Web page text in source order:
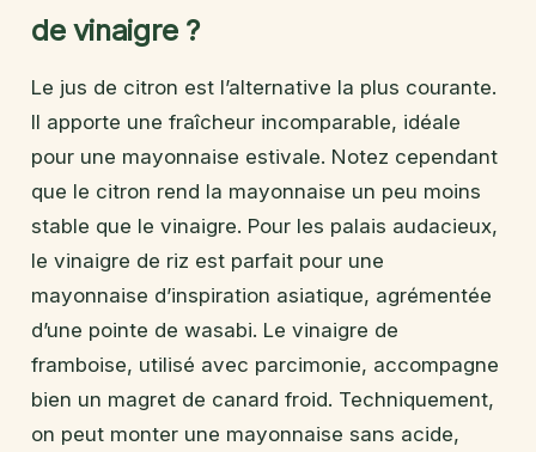
de vinaigre ?
Le jus de citron est l’alternative la plus courante.
Il apporte une fraîcheur incomparable, idéale
pour une mayonnaise estivale. Notez cependant
que le citron rend la mayonnaise un peu moins
stable que le vinaigre. Pour les palais audacieux,
le vinaigre de riz est parfait pour une
mayonnaise d’inspiration asiatique, agrémentée
d’une pointe de wasabi. Le vinaigre de
framboise, utilisé avec parcimonie, accompagne
bien un magret de canard froid. Techniquement,
on peut monter une mayonnaise sans acide,